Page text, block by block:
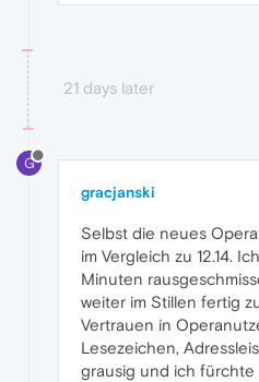
21 days later
G
gracjanski
Selbst die neues
im Vergleich zu 12.14.
Minuten
weiter im Stillen fertig
Vertrauen in
Lesezeichen,
grausig und ich